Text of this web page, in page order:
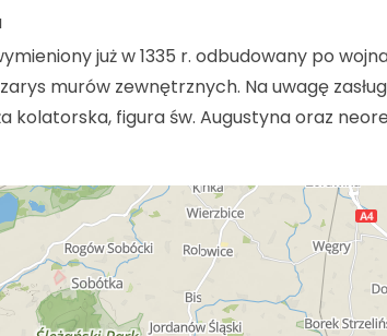
już w 1335 r. odbudowany po
murów zewnętrznych. Na uwagę
kolatorska, figura św. Augustyna oraz